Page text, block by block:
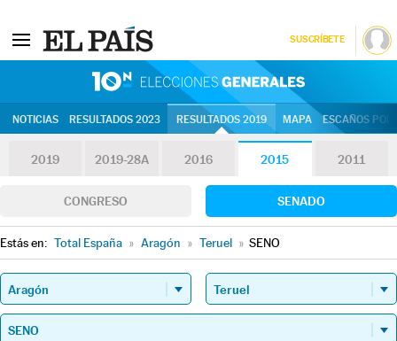
SUSCRÍBETE
NOTICIAS RESULTADOS 2023 RESULTADOS 2019 MAPA ESCAÑOS
2019 2019-28A 2016 2015 2011
CONGRESO SENADO
Estás en: Total España » Aragón » Teruel » SENO